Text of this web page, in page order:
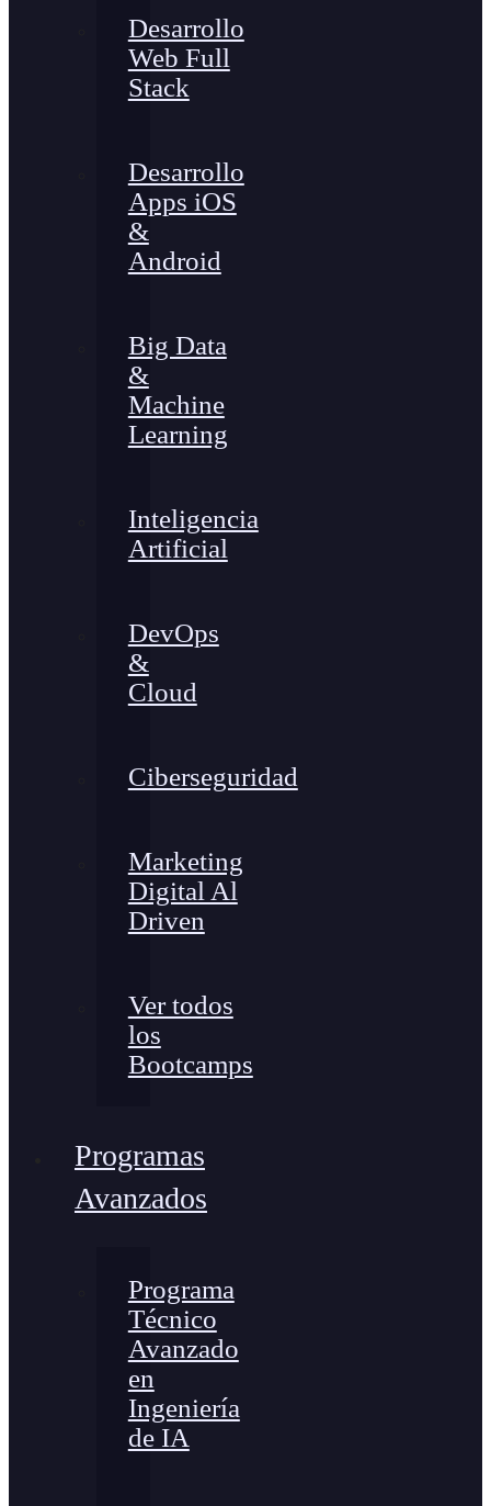
Desarrollo
Web Full
Stack
Desarrollo
Apps iOS
&
Android
Big Data
&
Machine
Learning
Inteligencia
Artificial
DevOps
&
Cloud
Ciberseguridad
Marketing
Digital Al
Driven
Ver todos
los
Bootcamps
Programas
Avanzados
Programa
Técnico
Avanzado
en
Ingeniería
de IA